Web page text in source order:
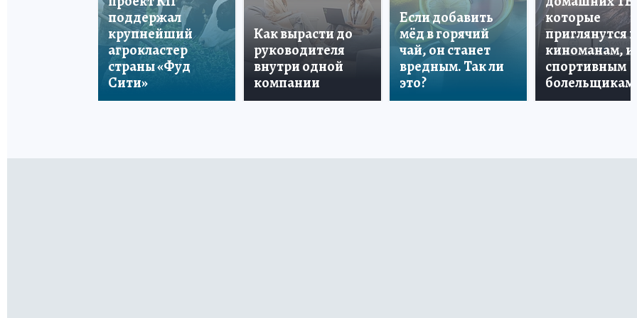
поддержал
крупнейший
агрокластер
страны «Фуд
Сити»
Как вырасти до
руководителя
внутри одной
компании
Если добавить
мёд в горячий
чай, он станет
вредным. Так ли
это?
которые
приглянутся и
киноманам, и
спортивным
болельщикам